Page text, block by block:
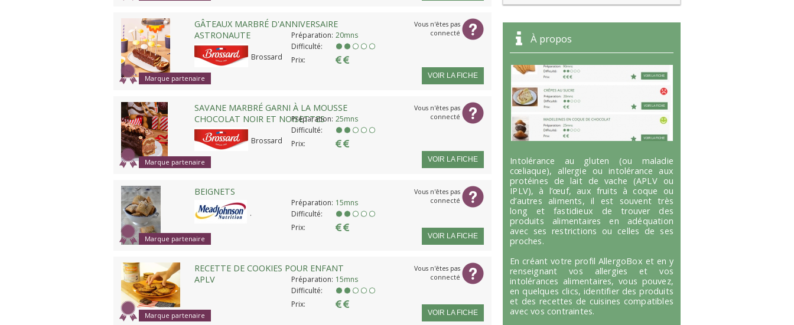
À propos
Intolérance au gluten (ou maladie
cœliaque), allergie ou intolérance aux
protéines de lait de vache (APLV ou
IPLV), à l’œuf, aux fruits à coque ou
d’autres aliments, il est souvent très
long et fastidieux de trouver des
produits alimentaires en adéquation
avec ses restrictions ou celles de ses
proches.
En créant votre profil AllergoBox et en y
renseignant vos allergies et vos
intolérances alimentaires, vous pouvez,
en quelques clics, identifier des produits
et des recettes de cuisines compatibles
avec vos contraintes.
GÂTEAUX MARBRÉ D'ANNIVERSAIRE
ASTRONAUTE
Brossard
Marque partenaire
Préparation: 20mns
Difficulté:
Prix:
Vous n'êtes pas
connecté
VOIR LA FICHE
SAVANE MARBRÉ GARNI À LA MOUSSE
CHOCOLAT NOIR ET NOISETTES
Brossard
Marque partenaire
Préparation: 25mns
Difficulté:
Prix:
Vous n'êtes pas
connecté
VOIR LA FICHE
BEIGNETS
.
Marque partenaire
Préparation: 15mns
Difficulté:
Prix:
Vous n'êtes pas
connecté
VOIR LA FICHE
RECETTE DE COOKIES POUR ENFANT
APLV
Marque partenaire
Préparation: 15mns
Difficulté:
Prix:
Vous n'êtes pas
connecté
VOIR LA FICHE